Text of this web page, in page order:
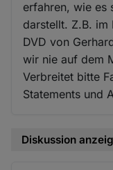
erfahren, wie es
darstellt. Z.B. im
DVD von
wir nie auf dem
Verbreitet bitte
Statements und
Diskussion